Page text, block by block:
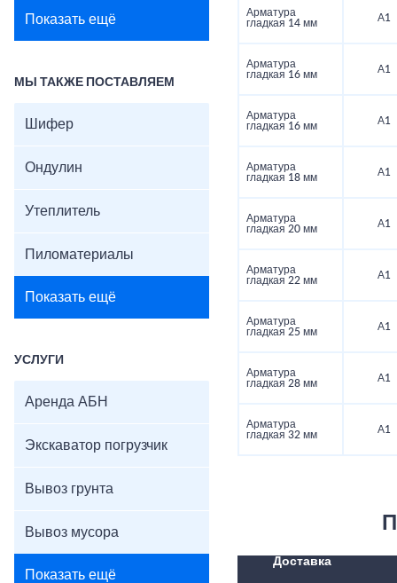
Показать ещё
МЫ ТАКЖЕ ПОСТАВЛЯЕМ
Шифер
Ондулин
Утеплитель
Пиломатериалы
Показать ещё
УСЛУГИ
Аренда АБН
Экскаватор погрузчик
Вывоз грунта
Вывоз мусора
Показать ещё
Арматура
гладкая 14 мм
А1
Арматура
гладкая 16 мм
А1
Арматура
гладкая 16 мм
А1
Арматура
гладкая 18 мм
А1
Арматура
гладкая 20 мм
А1
Арматура
гладкая 22 мм
А1
Арматура
гладкая 25 мм
А1
Арматура
гладкая 28 мм
А1
Арматура
гладкая 32 мм
А1
Доставка